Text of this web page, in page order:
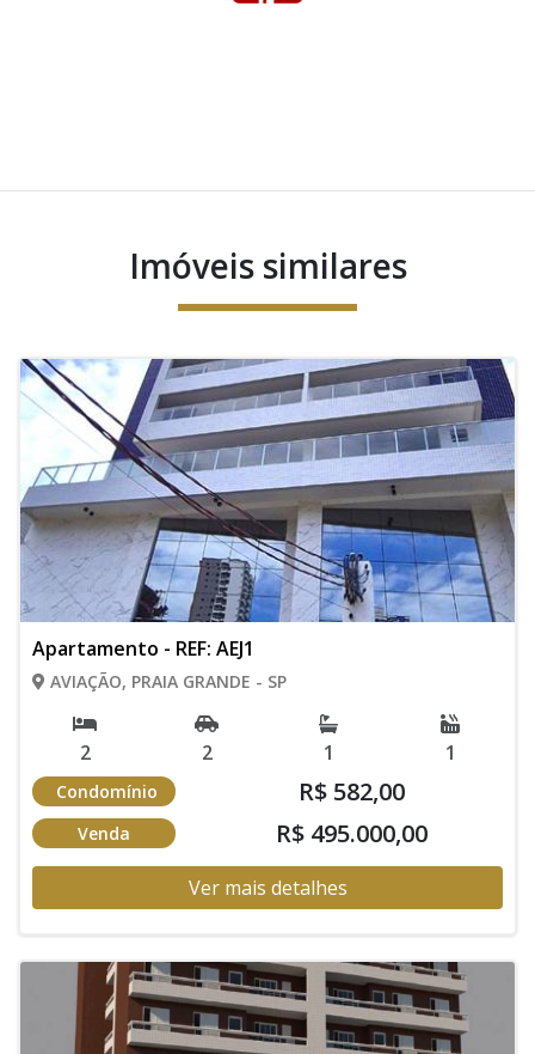
Imóveis similares
Apartamento - REF: AEJ1
AVIAÇÃO, PRAIA GRANDE - SP
2 2 1 1
Condomínio R$ 582,00
Venda R$ 495.000,00
Ver mais detalhes